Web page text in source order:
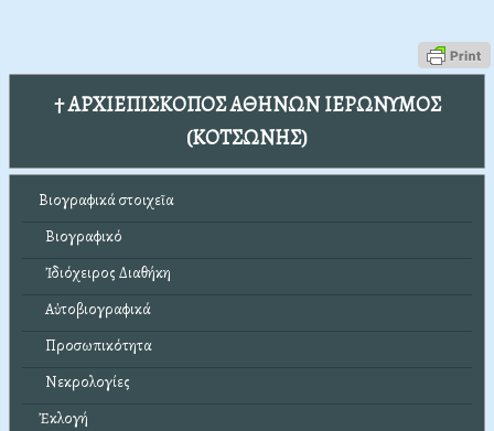
† ΑΡΧΙΕΠΙΣΚΟΠΟΣ ΑΘΗΝΩΝ ΙΕΡΩΝΥΜΟΣ
(ΚΟΤΣΩΝΗΣ)
Βιογραφικά στοιχεῖα
Βιογραφικό
Ἰδιόχειρος Διαθήκη
Αὐτοβιογραφικά
Προσωπικότητα
Νεκρολογίες
Ἐκλογή